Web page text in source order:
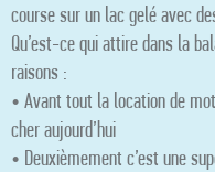
course sur un lac gelé avec
Qu’est-ce qui attire dans la
raisons :
• Avant tout la location de
cher aujourd’hui
• Deuxièmement c’est une